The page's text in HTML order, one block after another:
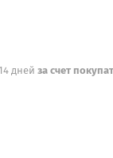
дней за счет